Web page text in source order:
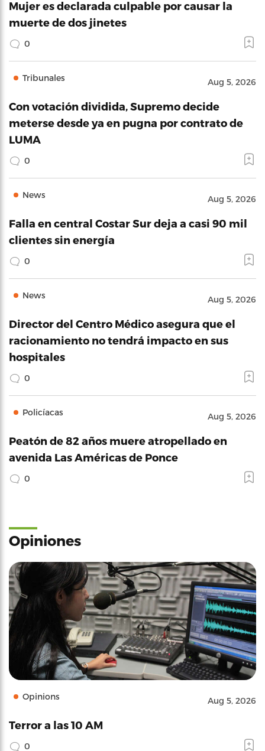
Mujer es declarada culpable por causar la
muerte de dos jinetes
0
Tribunales Aug 5, 2026
Con votación dividida, Supremo decide
meterse desde ya en pugna por contrato de
LUMA
0
News Aug 5, 2026
Falla en central Costar Sur deja a casi 90 mil
clientes sin energía
0
News Aug 5, 2026
Director del Centro Médico asegura que el
racionamiento no tendrá impacto en sus
hospitales
0
Policíacas Aug 5, 2026
Peatón de 82 años muere atropellado en
avenida Las Américas de Ponce
0
Opiniones
Opinions Aug 5, 2026
Terror a las 10 AM
0